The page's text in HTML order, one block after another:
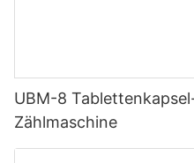
UBM-8
Zählmaschine